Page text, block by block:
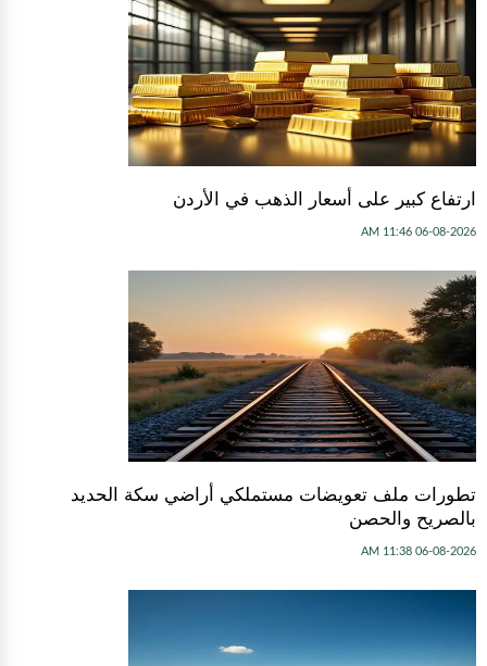
ارتفاع كبير على أسعار الذهب في الأردن
06-08-2026 11:46 AM
تطورات ملف تعويضات مستملكي أراضي سكة الحديد
بالصريح والحصن
06-08-2026 11:38 AM